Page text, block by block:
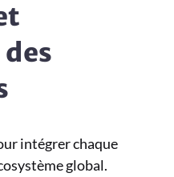
intégrer chaque
global.